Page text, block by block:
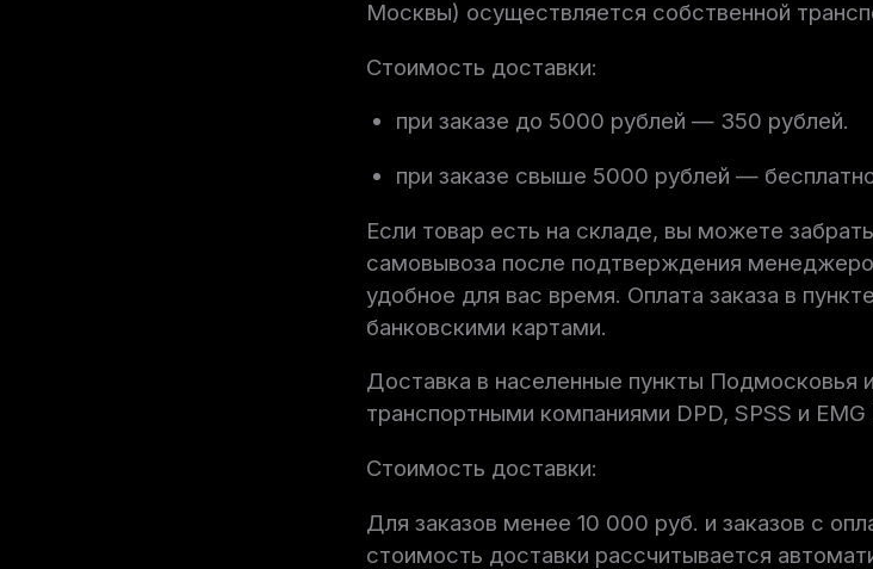
Москвы) осуществляется собственной
Стоимость доставки:
при заказе до 5000 рублей — 350 рублей.
при заказе свыше 5000 рублей —
Если товар есть на складе, вы можете
самовывоза после подтверждения
удобное для вас время. Оплата заказа в
банковскими картами.
Доставка в населенные пункты Подмосковья
транспортными компаниями DPD, SPSS и
Стоимость доставки:
Для заказов менее 10 000 руб. и заказов с
стоимость доставки рассчитывается